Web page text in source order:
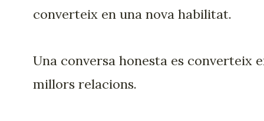
converteix en una nova habilitat.
Una conversa honesta es converteix
millors relacions.